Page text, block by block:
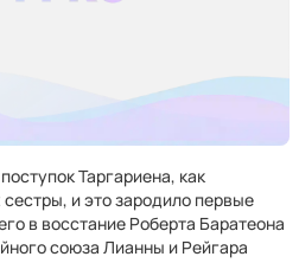
Таргариена, как
и это зародило первые
в восстание Роберта Баратеона
союза Лианны и Рейгара